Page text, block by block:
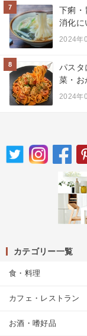
7
下痢・
消化に
2024年
8
パスタ
菜・お
2024年
カテゴリー一覧
食・料理
カフェ・レストラン
お酒・嗜好品